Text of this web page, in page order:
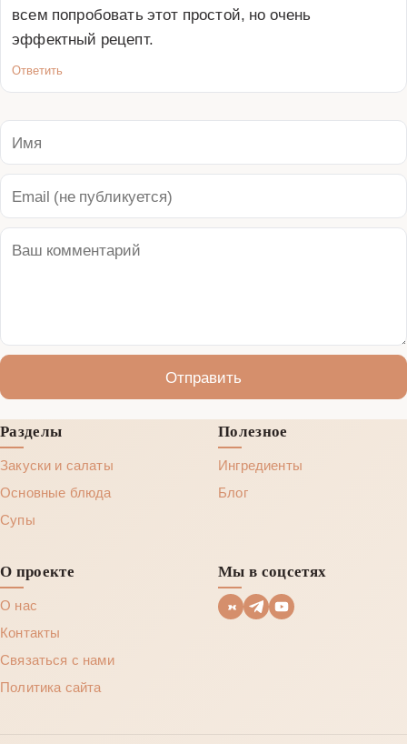
всем попробовать этот простой, но очень
эффектный рецепт.
Ответить
Отправить
Разделы
Закуски и салаты
Основные блюда
Супы
Полезное
Ингредиенты
Блог
О проекте
О нас
Контакты
Связаться с нами
Политика сайта
Мы в соцсетях